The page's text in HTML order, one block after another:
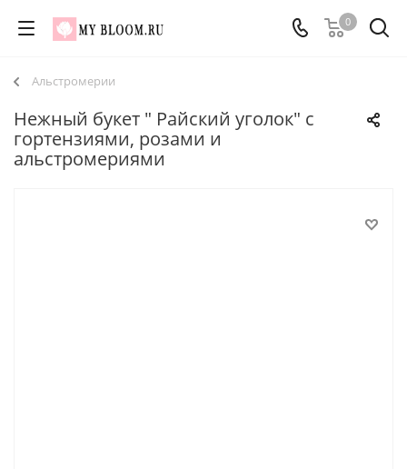
0
Альстромерии
Нежный букет " Райский уголок" с
гортензиями, розами и
альстромериями